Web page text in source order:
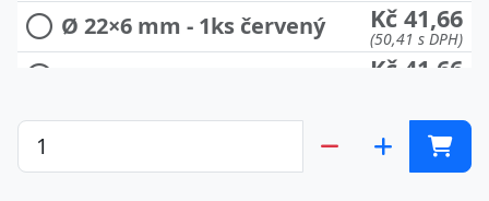
Ø 22×6 mm - 1ks červený Kč 41,66
(50,41 s DPH)
Kč 41,66
Ø 22×6 mm - 1ks zelený Kč 41,66
(50,41 s DPH)
Ø 22×6 mm - 1ks žlutý Kč 41,66